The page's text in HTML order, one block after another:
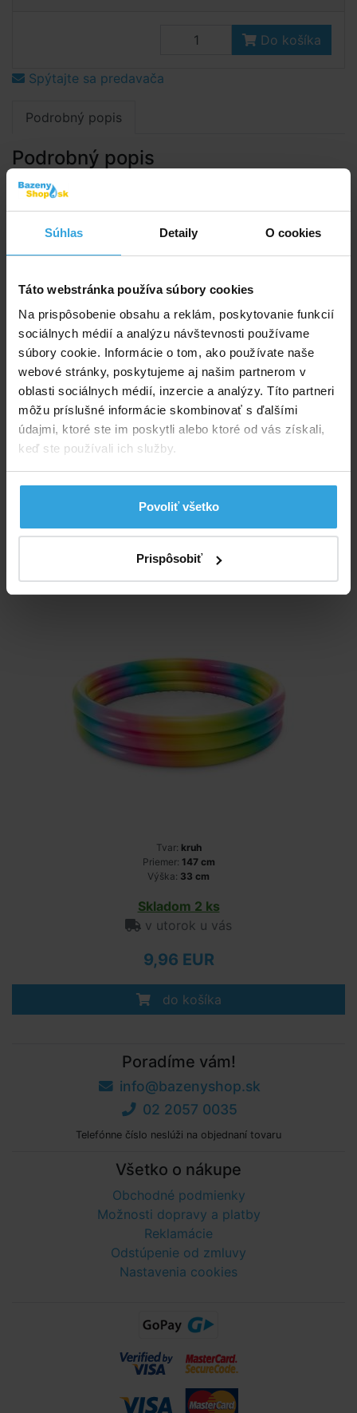
Súhlas Detaily O cookies
Táto webstránka používa súbory cookies
Na prispôsobenie obsahu a reklám, poskytovanie funkcií
sociálnych médií a analýzu návštevnosti používame
súbory cookie. Informácie o tom, ako používate naše
webové stránky, poskytujeme aj našim partnerom v
oblasti sociálnych médií, inzercie a analýzy. Títo partneri
môžu príslušné informácie skombinovať s ďalšími
údajmi, ktoré ste im poskytli alebo ktoré od vás získali,
keď ste používali ich služby.
Povoliť všetko
Prispôsobiť
Do košíka
Spýtajte sa predavača
Podrobný popis
Podrobný popis
Bazénový set s motívom ovocia.
Sada obsahuje
bazén 132 × 28cm
objem 248l pri 22cm výšky steny
Parametry
Tvar: kruh
Priemer: 132 cm
Výška:
Typ steny: nafukovacie
Alternatívne produkty
INTEX 58439 Bazén 147x33cm
Tvar: kruh
Priemer: 147 cm
Výška: 33 cm
Skladom 2 ks
v utorok u vás
9,96 EUR
do košíka
Poradíme vám!
info@bazenyshop.sk
02 2057 0035
Telefónne číslo neslúži na objednaní tovaru
Všetko o nákupe
Obchodné podmienky
Možnosti dopravy a platby
Reklamácie
Odstúpenie od zmluvy
Nastavenia cookies